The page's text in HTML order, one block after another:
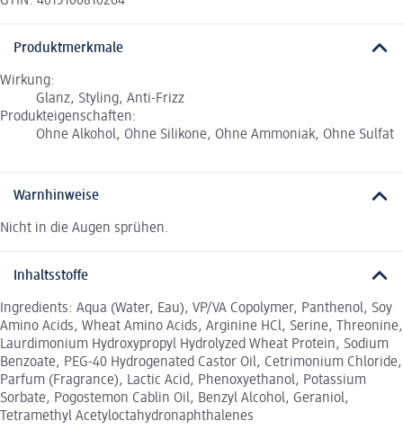
Produktmerkmale
Wirkung:
Glanz, Styling, Anti-Frizz
Produkteigenschaften:
Ohne Alkohol, Ohne Silikone, Ohne Ammoniak, Ohne Sulfat
Warnhinweise
Nicht in die Augen sprühen.
Inhaltsstoffe
Ingredients: Aqua (Water, Eau), VP/VA Copolymer, Panthenol, Soy
Amino Acids, Wheat Amino Acids, Arginine HCl, Serine, Threonine,
Laurdimonium Hydroxypropyl Hydrolyzed Wheat Protein, Sodium
Benzoate, PEG-40 Hydrogenated Castor Oil, Cetrimonium Chloride,
Parfum (Fragrance), Lactic Acid, Phenoxyethanol, Potassium
Sorbate, Pogostemon Cablin Oil, Benzyl Alcohol, Geraniol,
Tetramethyl Acetyloctahydronaphthalenes